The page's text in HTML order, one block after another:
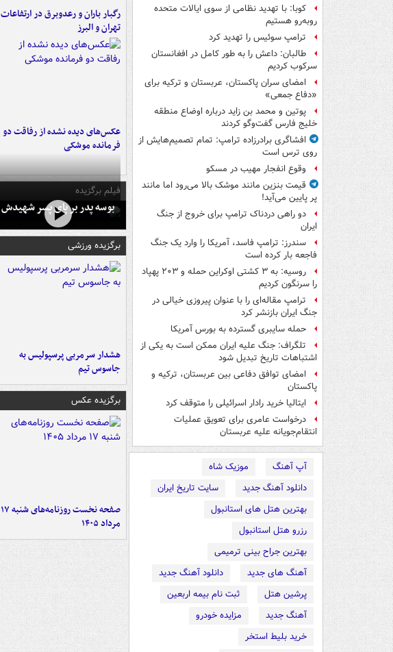
کوبا: با تهدید نظامی از سوی ایالات متحده
روبه‌رو هستیم
ترامپ سوئیس را تهدید کرد
طالبان: داعش را به طور کامل در افغانستان
سرکوب کردیم
امضای سران پاکستان، عربستان و ترکیه برای
«دفاع جمعی»
پوتین و محمد بن زاید درباره اوضاع منطقه
خلیج فارس گفت‌وگو کردند
افشاگری برادرزاده ترامپ: تمام تصمیم‌هایش از
روی ترس است
وقوع انفجار مهیب در مسکو
قیمت بنزین مانند موشک بالا می‌رود اما مانند
پر پایین می‌آید!
دو راهی دردناک ترامپ برای خروج از جنگ
ایران
سندرز: ترامپ فاسد، آمریکا را وارد یک جنگ
فاجعه بار کرده است
روسیه: به ۳ کشتی اوکراین حمله و ۲۰۳ پهپاد
را سرنگون کردیم
ترامپ مقاله‌ای را با عنوان پیروزی خیالی در
جنگ ایران بازنشر کرد
حمله سایبری گسترده به بورس آمریکا
تلگراف: جنگ علیه ایران ممکن است به یکی از
اشتباهات تاریخ تبدیل شود
امضای توافق دفاعی بین عربستان، ترکیه و
پاکستان
ایتالیا خرید رادار اسرائیلی را متوقف کرد
درخواست عامری برای تعویق عملیات
انتقام‌جویانه علیه عربستان
آپ آهنگ
موزیک شاه
دانلود آهنگ جدید
سایت تاریخ ایران
بهترین هتل های استانبول
رزرو هتل استانبول
بهترین جراح بینی ترمیمی
آهنگ های جدید
دانلود آهنگ جدید
پرشین هتل
ثبت نام بیمه اربعین
آهنگ جدید
مزایده خودرو
خرید بلیط استخر
رگبار باران و رعدوبرق در ارتفاعات
تهران و البرز
عکس‌های دیده نشده از رفاقت دو
فرمانده‌ موشکی
فیلم برگزیده
بوسه‌ پدر بر پای پسر شهیدش
برگزیده ورزشی
هشدار سرمربی پرسپولیس به
جاسوس تیم
برگزیده عکس
صفحه نخست روزنامه‌های شنبه ۱۷
مرداد ۱۴۰۵